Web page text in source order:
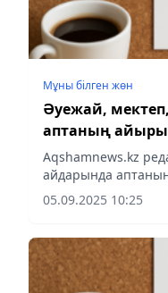
Мұны білген жөн
Әуежай,
аптаның
Аqshamnews.kz
айдарында
шолу жасады.
05.09.2025 10:25